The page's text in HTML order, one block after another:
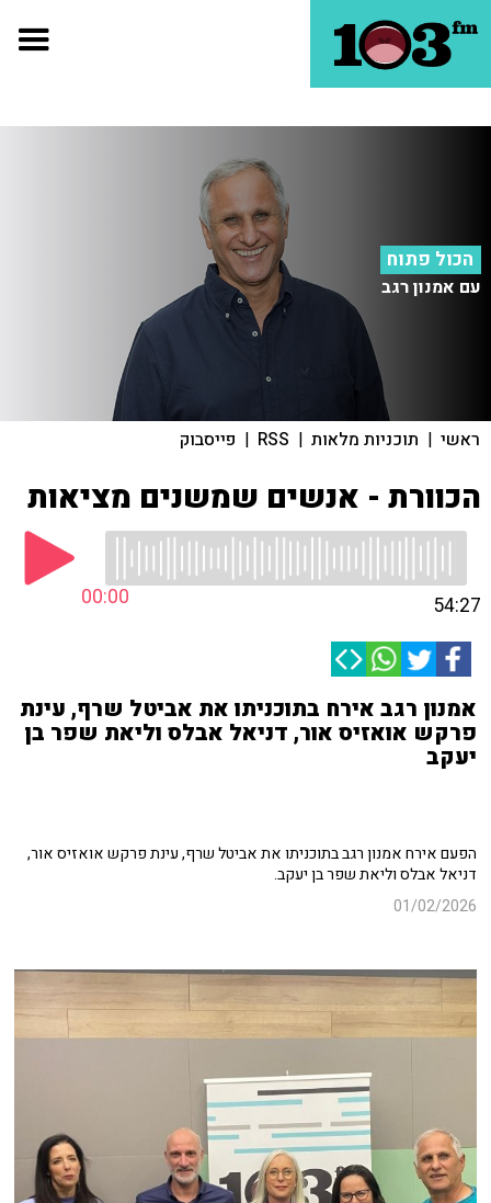
הכול פתוח
עם אמנון רגב
ראשי | תוכניות מלאות |
RSS
| פייסבוק
הכוורת - אנשים שמשנים מציאות
00:00 54:27
אמנון רגב אירח בתוכניתו את אביטל שרף, עינת
פרקש אואזיס אור, דניאל אבלס וליאת שפר בן
יעקב
הפעם אירח אמנון רגב בתוכניתו את אביטל שרף, עינת פרקש אואזיס אור,
דניאל אבלס וליאת שפר בן יעקב.
01/02/2026